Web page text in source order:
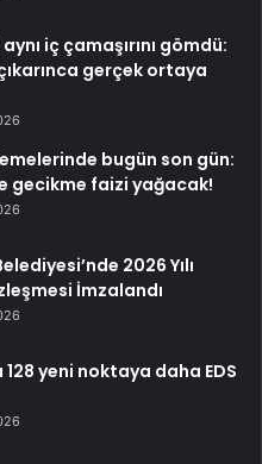
iç çamaşırını gömdü:
gerçek ortaya
bugün son gün:
gecikme faizi yağacak!
2026 Yılı
İmzalandı
yeni noktaya daha EDS